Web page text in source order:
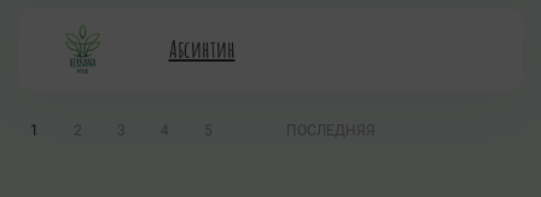
Абсинтин
1 2 3 4 5 ПОСЛЕДНЯЯ